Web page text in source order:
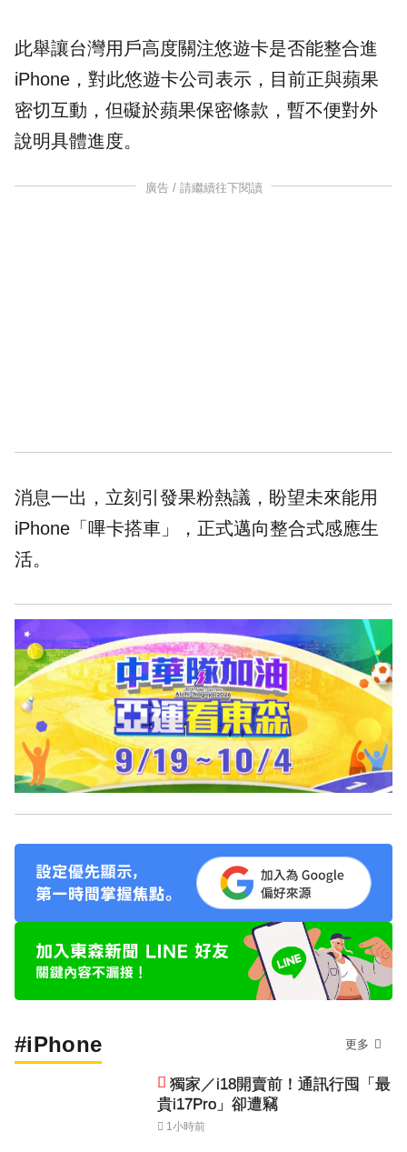
此舉讓台灣用戶高度關注悠遊卡是否能整合進
iPhone，對此悠遊卡公司表示，目前正與蘋果
密切互動，但礙於蘋果保密條款，暫不便對外
說明具體進度。
廣告 / 請繼續往下閱讀
消息一出，立刻引發果粉熱議，盼望未來能用
iPhone「嗶卡搭車」，正式邁向整合式感應生
活。
#iPhone 更多
獨家／i18開賣前！通訊行囤「最
貴i17Pro」卻遭竊
1小時前